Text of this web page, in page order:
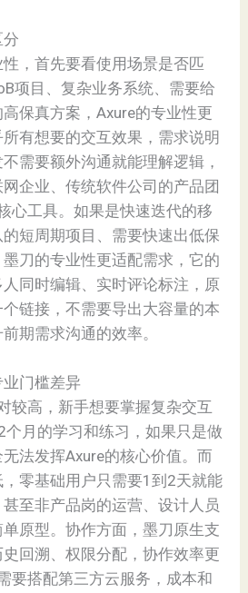
，首先要看使用场景是否匹
项目、复杂业务系统、需要给
保真方案，Axure的专业性更
有想要的交互效果，需求说明
需要额外沟通就能理解逻辑，
企业、传统软件公司的产品团
心工具。如果是快速迭代的移
短周期项目、需要快速出低保
刀的专业性更适配需求，它的
同时编辑、实时评论标注，原
链接，不需要导出大容量的本
期需求沟通的效率。
门槛差异
较高，新手想要掌握复杂交互
月的学习和练习，如果只是做
法发挥Axure的核心价值。而
零基础用户只需要1到2天就能
至非产品岗的运营、设计人员
原型。协作方面，墨刀原生支
回溯、权限分配，协作效率更
要搭配第三方云服务，成本和